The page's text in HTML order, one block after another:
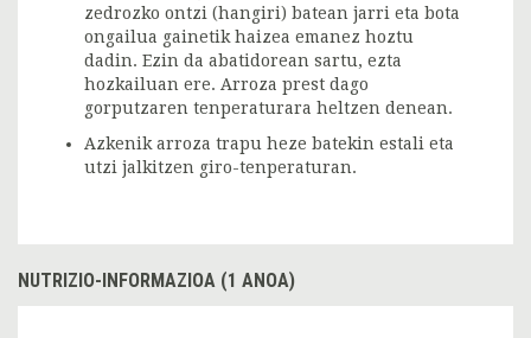
zedrozko ontzi (hangiri) batean jarri eta bota
ongailua gainetik haizea emanez hoztu
dadin. Ezin da abatidorean sartu, ezta
hozkailuan ere. Arroza prest dago
gorputzaren tenperaturara heltzen denean.
Azkenik arroza trapu heze batekin estali eta
utzi jalkitzen giro-tenperaturan.
NUTRIZIO-INFORMAZIOA (1 ANOA)